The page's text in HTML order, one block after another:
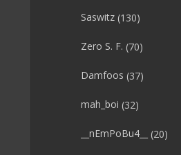
Saswitz (130)
Zero S. F. (70)
Damfoos (37)
mah_boi (32)
__nEmPoBu4__ (20)